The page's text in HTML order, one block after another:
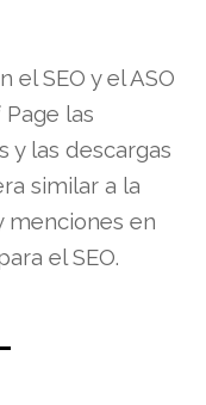
SEO y el ASO
las
y las descargas
similar a la
menciones en
el SEO.